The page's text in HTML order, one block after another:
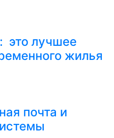
это лучшее
жилья
почта и